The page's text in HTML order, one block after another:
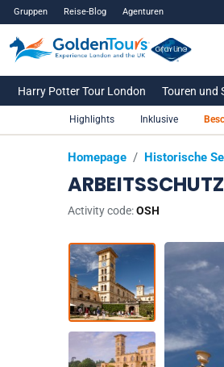
Gruppen Reise-Blog Agenturen
Harry Potter Tour London Touren und
Homepage / Historische
Activity code:OSH
Highlights Inklusive